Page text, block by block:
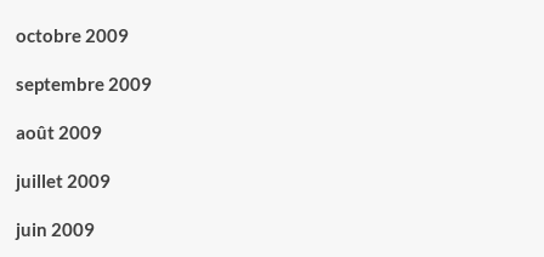
octobre 2009
septembre 2009
août 2009
juillet 2009
juin 2009